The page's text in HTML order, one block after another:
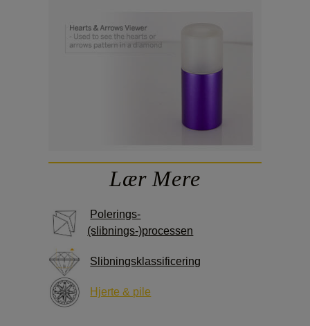
Lær Mere
Polerings-
(slibnings-)processen
Slibningsklassificering
Hjerte & pile